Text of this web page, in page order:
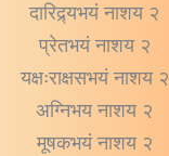
दारिद्र्यभयं नाशय २
प्रेतभयं नाशय २
यक्षःराक्षसभयं नाशय २
अग्निभय नाशय २
मूषकभयं नाशय २